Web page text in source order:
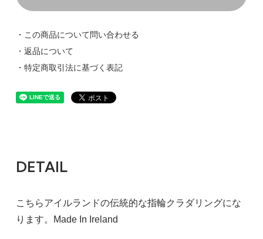
・この商品について問い合わせる
・返品について
・特定商取引法に基づく表記
DETAIL
こちらアイルランドの伝統的な指輪クラダリングにな
ります。Made In Ireland